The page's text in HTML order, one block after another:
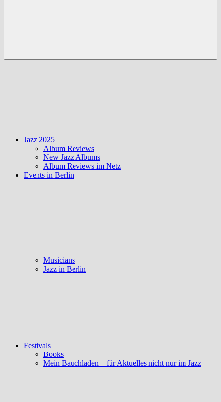
Jazz 2025
Album Reviews
New Jazz Albums
Album Reviews im Netz
Events in Berlin
Musicians
Jazz in Berlin
Festivals
Books
Mein Bauchladen – für Aktuelles nicht nur im Jazz